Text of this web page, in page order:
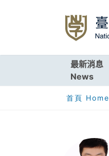
最新消息
News
首頁 Home